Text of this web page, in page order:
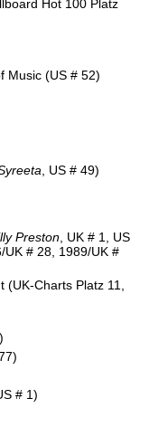
Hot 100 Platz
Music (US # 52)
, US # 49)
Preston , UK # 1, US
# 28, 1989/UK #
(UK-Charts Platz 11,
# 1)